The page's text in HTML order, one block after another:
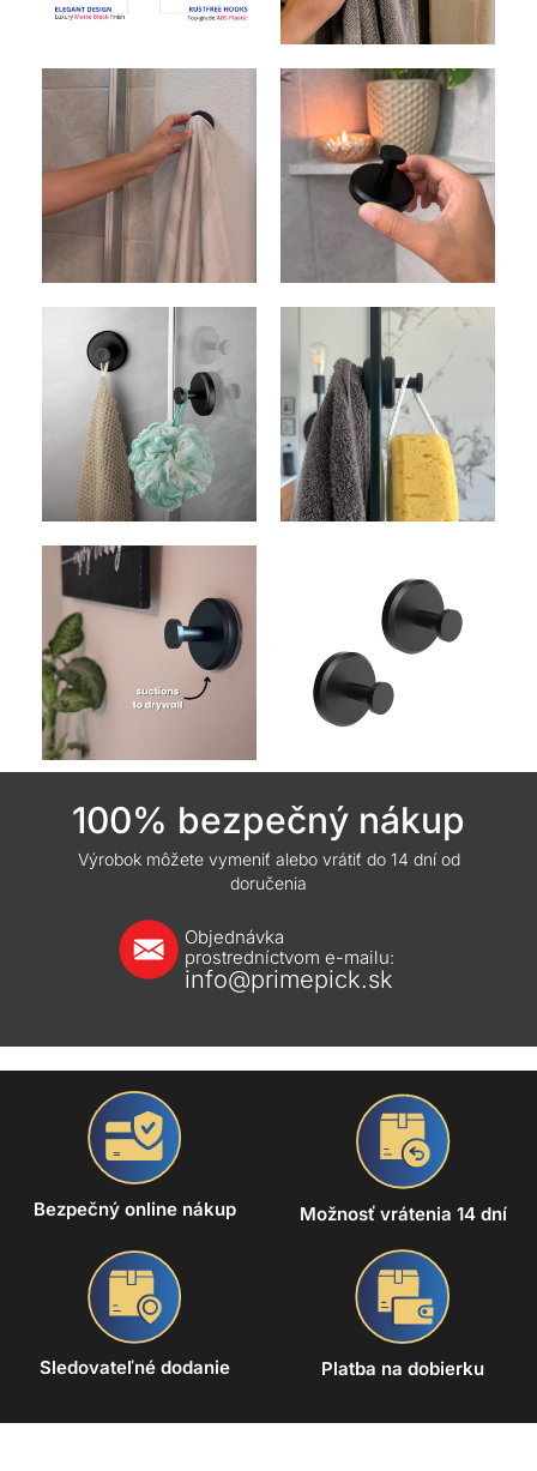
100% bezpečný nákup
Výrobok môžete vymeniť alebo vrátiť do 14 dní od
doručenia
Objednávka
prostredníctvom e-mailu:
info@primepick.sk
Bezpečný online nákup Možnosť vrátenia 14 dní
Sledovateľné dodanie Platba na dobierku